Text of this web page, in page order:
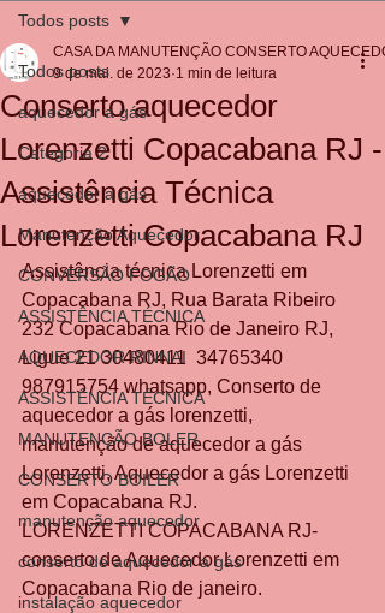
Todos posts
aquecedor a gás
Categoria 2
aquecedor a gás
Manutenção Aquecedor
CONVERSÃO FOGÃO
ASSISTÊNCIA TÉCNICA
AQUECEDOR RINNAI
ASSISTÊNCIA TÉCNICA
MANUTENÇÃO BOLER
CONSERTO BOILER
manutenção aquecedor
conserto de aquecedor a gás
instalação aquecedor
Todos posts
Conserto aquecedor
Lorenzetti Copacabana RJ -
Assistência Técnica
Lorenzetti Copacabana RJ
CASA DA MANUTENÇÃO CONSERTO
9 de mai. de 2023 1 min de leitura
Assistência técnica Lorenzetti em
Copacabana RJ, Rua Barata Ribeiro
232 Copacabana Rio de Janeiro RJ,
Ligue 21 30480411  34765340
987915754 whatsapp, Conserto de
aquecedor a gás lorenzetti,
manutenção de aquecedor a gás
Lorenzetti, Aquecedor a gás Lorenzetti
em Copacabana RJ.
LORENZETTI COPACABANA RJ-
conserto de Aquecedor Lorenzetti em
Copacabana Rio de janeiro.